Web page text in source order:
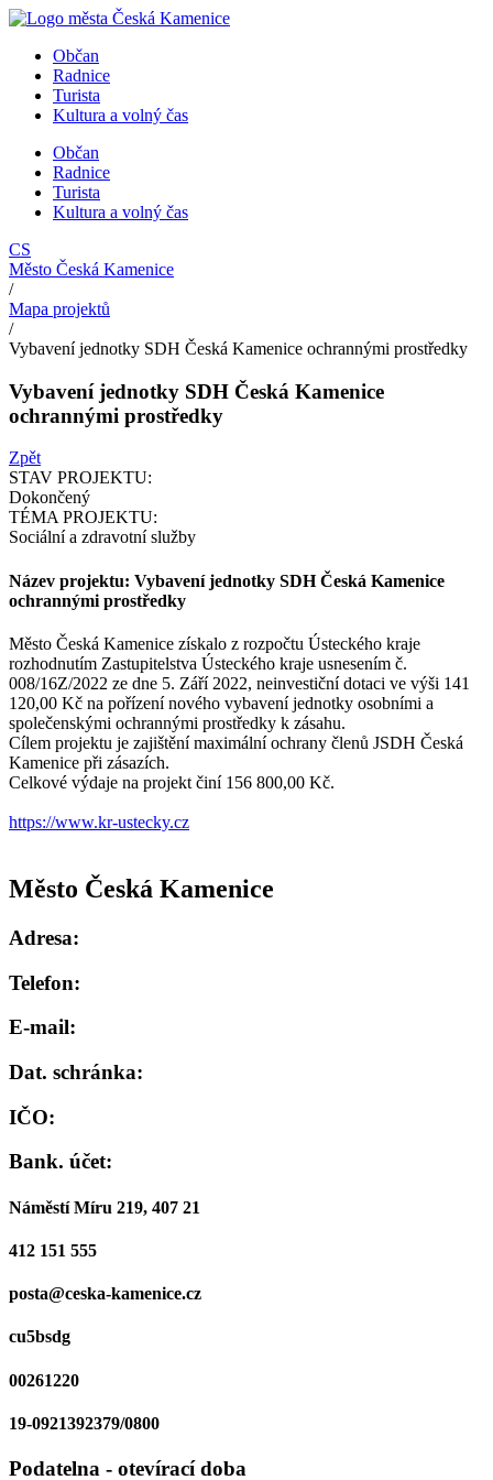
Přejít
obsahuObčan
Radnice
Turista
Kultura a volný čas
Občan
Radnice
Turista
Kultura a volný čas
CS
Město Česká Kamenice
/
Mapa projektů
/
Vybavení jednotky SDH Česká Kamenice ochrannými prostředky
Vybavení jednotky SDH Česká Kamenice
ochrannými prostředky
Zpět
STAV PROJEKTU:
Dokončený
TÉMA PROJEKTU:
Sociální a zdravotní služby
Název projektu: Vybavení jednotky SDH Česká Kamenice
ochrannými prostředky
Město Česká Kamenice získalo z rozpočtu Ústeckého kraje
rozhodnutím Zastupitelstva Ústeckého kraje usnesením č.
008/16Z/2022 ze dne 5. Září 2022, neinvestiční dotaci ve výši 141
120,00 Kč na pořízení nového vybavení jednotky osobními a
společenskými ochrannými prostředky k zásahu.
Cílem projektu je zajištění maximální ochrany členů JSDH Česká
Kamenice při zásazích.
Celkové výdaje na projekt činí 156 800,00 Kč.
https://www.kr-ustecky.cz
Město Česká Kamenice
Adresa:
Telefon:
E-mail:
Dat. schránka:
IČO:
Bank. účet:
Náměstí Míru 219, 407 21
412 151 555
posta@ceska-kamenice.cz
cu5bsdg
00261220
19-0921392379/0800
Podatelna - otevírací doba